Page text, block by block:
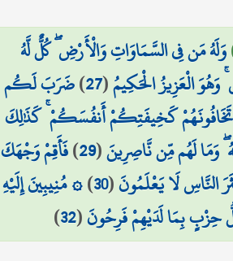
وَلَهُ مَن فِي السَّمَاوَاتِ وَالْأَرْضِ ۖ كُلٌّ لَّهُ
وَهُوَ الْعَزِيزُ الْحَكِيمُ(
27
)ضَرَبَ لَكُم
كَخِيفَتِكُمْ أَنفُسَكُمْ ۚ كَذَٰلِكَ
وَمَا لَهُم مِّن نَّاصِرِينَ(
29
)فَأَقِمْ وَجْهَكَ
النَّاسِ لَا يَعْلَمُونَ(
30
)۞ مُنِيبِينَ إِلَيْهِ
حِزْبٍ بِمَا لَدَيْهِمْ فَرِحُونَ(
32
)